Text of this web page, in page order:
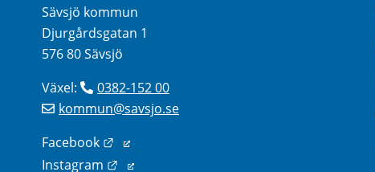
Sävsjö kommun
Djurgårdsgatan 1
576 80 Sävsjö
Växel:
0382-152 00
kommun@savsjo.se
Facebook
Länk till annan webbplats.
Instagram
Länk till annan webbplats.